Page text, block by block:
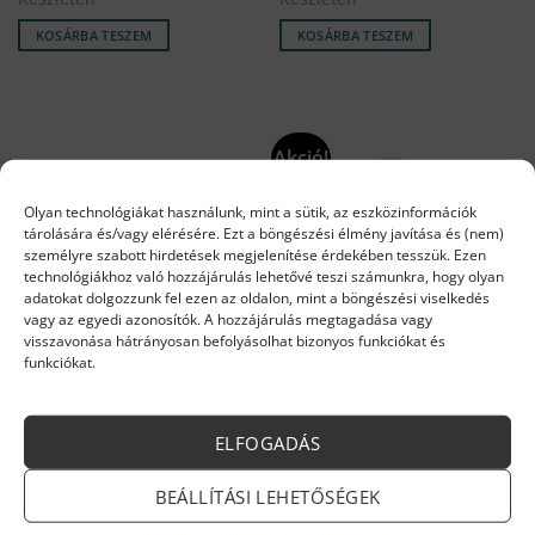
Olyan technológiákat használunk, mint a sütik, az eszközinformációk
tárolására és/vagy elérésére. Ezt a böngészési élmény javítása és (nem)
személyre szabott hirdetések megjelenítése érdekében tesszük. Ezen
technológiákhoz való hozzájárulás lehetővé teszi számunkra, hogy olyan
adatokat dolgozzunk fel ezen az oldalon, mint a böngészési viselkedés
vagy az egyedi azonosítók. A hozzájárulás megtagadása vagy
visszavonása hátrányosan befolyásolhat bizonyos funkciókat és
funkciókat.
ELFOGADÁS
BEÁLLÍTÁSI LEHETŐSÉGEK
was:
6
751 Ft.
5
KOSÁRBA TESZEM 130
630 Ft.
KOSÁRBA TESZEM
ARISTON ALKATRÉSZEK
9 760Ft
KOSÁRBA TESZEM
Akció!
ARISTON ALKATRÉSZEK
16 910Ft Original
16
14 373FtCurrent
14
Készleten
KOSÁRBA TESZEM